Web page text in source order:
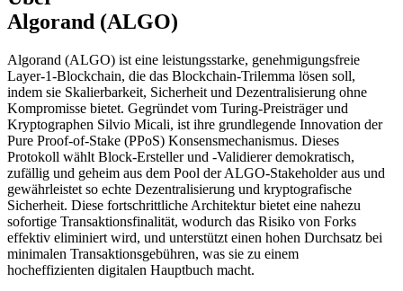
Algorand (ALGO)
Algorand (ALGO) ist eine leistungsstarke, genehmigungsfreie
Layer-1-Blockchain, die das Blockchain-Trilemma lösen soll,
indem sie Skalierbarkeit, Sicherheit und Dezentralisierung ohne
Kompromisse bietet. Gegründet vom Turing-Preisträger und
Kryptographen Silvio Micali, ist ihre grundlegende Innovation der
Pure Proof-of-Stake (PPoS) Konsensmechanismus. Dieses
Protokoll wählt Block-Ersteller und -Validierer demokratisch,
zufällig und geheim aus dem Pool der ALGO-Stakeholder aus und
gewährleistet so echte Dezentralisierung und kryptografische
Sicherheit. Diese fortschrittliche Architektur bietet eine nahezu
sofortige Transaktionsfinalität, wodurch das Risiko von Forks
effektiv eliminiert wird, und unterstützt einen hohen Durchsatz bei
minimalen Transaktionsgebühren, was sie zu einem
hocheffizienten digitalen Hauptbuch macht.